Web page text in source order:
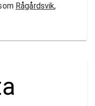
Rågårdsvik,